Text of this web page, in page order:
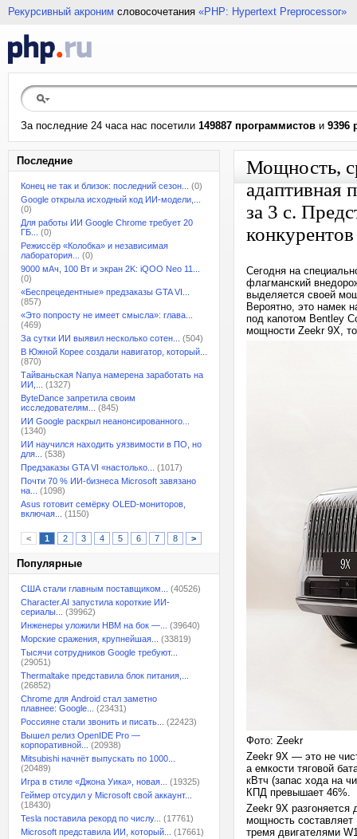
Рекурсивный акроним словосочетания «PHP: Hypertext Preprocessor»
За последние 24 часа нас посетили 149887 программистов и 9396
Последние
Конец не так и близок: последний сезон...
(0)
Google открыла исходный код ИИ-модели,...
(0)
Для работы ИИ Google Chrome требует 20
ГБ...
(0)
Режиссёр «Колобка» и независимая
лаборатория...
(0)
9000 мАч, 100 Вт и экран 2K: iQOO Neo 11...
(0)
«Беспрецедентные» предзаказы GTA VI...
(857)
«Это попросту не имеет смысла»: глава...
(469)
За сутки ИИ выявил несколько сотен...
(504)
В Южной Корее создали навигатор, который...
(870)
Тайваньская Nanya намерена заработать на
ИИ,...
(1327)
ByteDance запретила своим
исследователям...
(845)
ИИ Google раскрыл неанонсированного...
(1340)
ИИ научился находить уязвимости в ПО, но
для...
(538)
Предзаказы GTA VI «настолько...
(1017)
Почти 70 % ИИ-бизнеса Microsoft завязано
на...
(1098)
Asus готовит семёрку OLED-мониторов,
включая...
(1150)
< 1 2 3 4 5 6 7 8 >
Популярные
США стали главным поставщиком...
(40526)
Character.AI запустила короткие ИИ-
сериалы...
(39962)
Инженеры уложили HBM на бок —...
(39640)
Морские сражения, крупнейшая...
(33819)
Тысячи сотрудников Google требуют...
(29051)
Thermaltake представила блок питания,...
(26852)
Chrome для Android стал заметно
плавнее: Google...
(23431)
Россияне стали звонить и писать...
(22423)
Вышел релиз OpenIDE Pro —
корпоративной...
(20938)
Mitsubishi начнёт выпускать по 1000...
(20489)
Игра в стиле «Джона Уика», новая...
(19325)
Геймер отсудил у Microsoft свой аккаунт...
(18430)
Tesla поставила рекорд по числу...
(17761)
Microsoft представила ИИ, который...
(17661)
Мощность,
адаптивная
за 3 с.
конкурентов
Сегодня на
флагманский
выделяется своей
Вероятно, это намек
под капотом Bentley
мощности Zeekr 9X,
Фото: Zeekr
Zeekr 9X — это не
а емкости тяговой
кВтч (запас хода на
КПД превышает 46%.
Zeekr 9X
мощность
тремя двигателями